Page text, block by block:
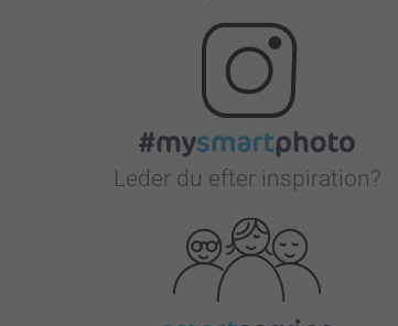
Leder du efter inspiration?